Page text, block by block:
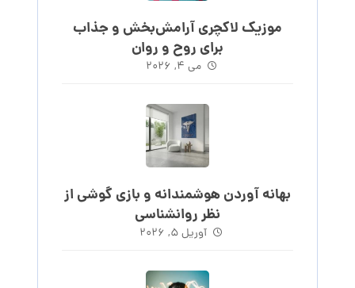
موزیک لاکچری آرامش‌بخش‌ و جذاب‌
برای روح و روان
می ۴, ۲۰۲۶
بهانه آوردن هوشمندانه و بازی گوشی از
نظر روانشناسی
آوریل ۵, ۲۰۲۶